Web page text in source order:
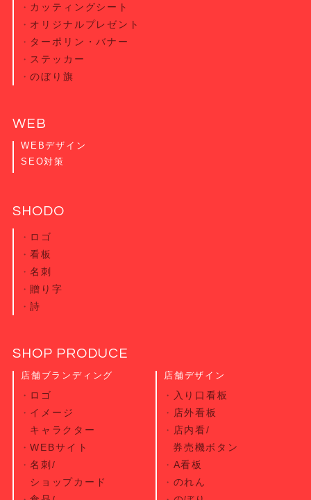
カッティングシート
オリジナルプレゼント
ターポリン・バナー
ステッカー
のぼり旗
WEB
WEBデザイン
SEO対策
SHODO
ロゴ
看板
名刺
贈り字
詩
SHOP PRODUCE
店舗ブランディング
ロゴ
イメージ
キャラクター
WEBサイト
名刺/
ショップカード
店舗デザイン
入り口看板
店外看板
店内看/
券売機ボタン
A看板
のれん